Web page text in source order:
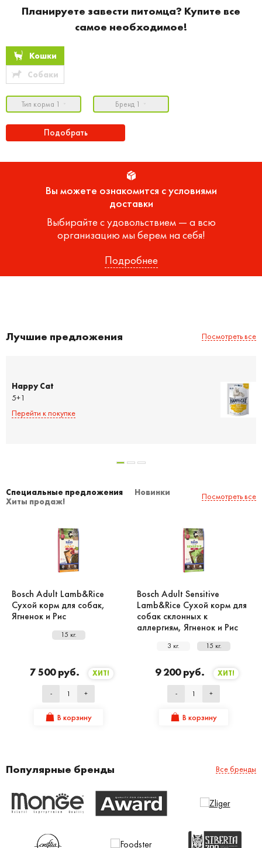
Планируете завести питомца? Купите все
самое необходимое!
Кошки
Собаки
Тип корма 1 Бренд 1
Подобрать
Вы можете ознакомится с условиями
доставки
Выбирайте с удовольствием — а всю
организацию мы берем на себя!
Подробнее
Лучшие предложения Посмотреть все
Happy Cat
5+1
Перейти к покупке
Специальные предложения
Новинки
Хиты продаж!
Посмотреть все
Bosch Adult Lamb&Rice
Сухой корм для собак,
Ягненок и Рис
15 кг.
7 500 руб. ХИТ!
- +
В корзину
Bosch Adult Sensitive
Lamb&Rice Сухой корм для
собак склонных к
аллергиям, Ягненок и Рис
3 кг. 15 кг.
9 200 руб. ХИТ!
- +
В корзину
Популярные бренды Все бренды